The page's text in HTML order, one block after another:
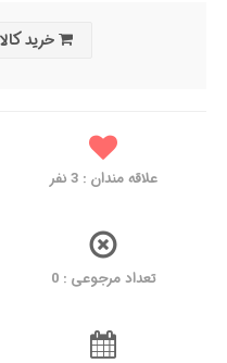
خرید کالا
علاقه مندان : 3نفر
تعداد مرجوعی : 0